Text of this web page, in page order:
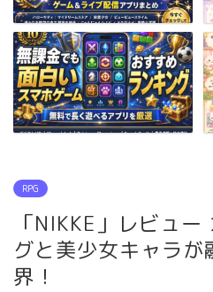
RPG
「NIKKE」レビュ
グと美少女キャラ
界！